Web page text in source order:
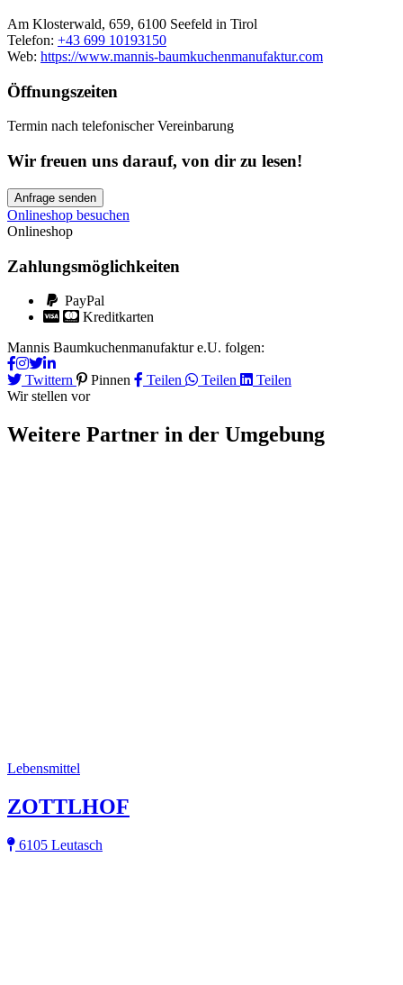
Am Klosterwald, 659, 6100 Seefeld in Tirol
Telefon: +43 699 10193150
Web: https://www.mannis-baumkuchenmanufaktur.com
Öffnungszeiten
Termin nach telefonischer Vereinbarung
Wir freuen uns darauf, von dir zu lesen!
Anfrage senden
Onlineshop besuchen
Onlineshop
Zahlungsmöglichkeiten
PayPal
Kreditkarten
Mannis Baumkuchenmanufaktur e.U. folgen:
Twittern Pinnen Teilen Teilen
Teilen
Wir stellen vor
Weitere Partner in der Umgebung
Lebensmittel
ZOTTLHOF
6105 Leutasch